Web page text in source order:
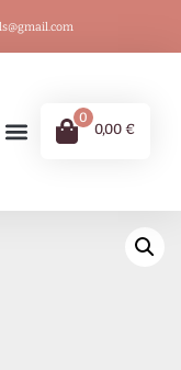
0
0,00 €